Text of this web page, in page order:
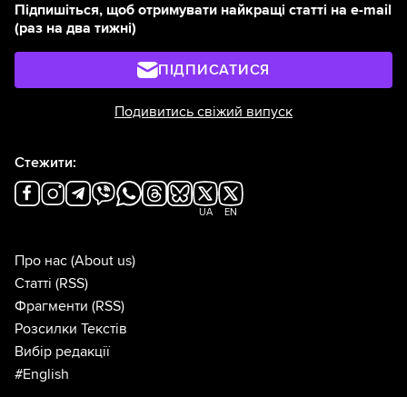
Підпишіться, щоб отримувати найкращі статті на e-mail
(раз на два тижні)
ПІДПИСАТИСЯ
Подивитись свіжий випуск
Стежити:
UA EN
Про нас (About us)
Статті (RSS)
Фрагменти (RSS)
Розсилки Текстів
Вибір редакції
#English